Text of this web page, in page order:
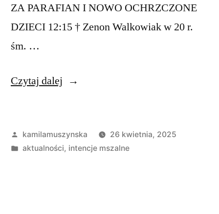
ZA PARAFIAN I NOWO OCHRZCZONE
DZIECI 12:15 † Zenon Walkowiak w 20 r.
śm. …
Czytaj dalej „Intencje
kwietnia
–
Opublikowane
przez
kamilamuszynska
26 kwietnia, 2025
Opublikowano
aktualności, intencje mszalne